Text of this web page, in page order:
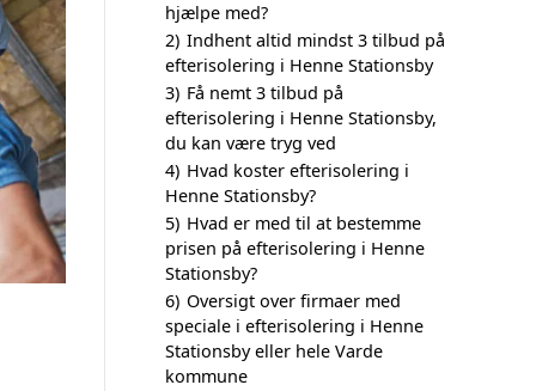
hjælpe med?
2) Indhent altid mindst 3 tilbud på
efterisolering i Henne Stationsby
3) Få nemt 3 tilbud på
efterisolering i Henne Stationsby,
du kan være tryg ved
4) Hvad koster efterisolering i
Henne Stationsby?
5) Hvad er med til at bestemme
prisen på efterisolering i Henne
Stationsby?
6) Oversigt over firmaer med
speciale i efterisolering i Henne
Stationsby eller hele Varde
kommune